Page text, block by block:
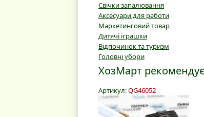
Свічки запалювання
Аксесуари для работи
Маркетинговий товар
Дитячі іграшки
Відпочинок та туризм
Головні убори
ХозМарт рекомендує
Артикул:QG46052